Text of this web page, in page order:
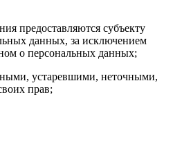
предоставляются субъекту
данных, за исключением
о персональных данных;
устаревшими, неточными,
прав;